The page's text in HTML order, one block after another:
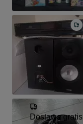
Dostawa gratis